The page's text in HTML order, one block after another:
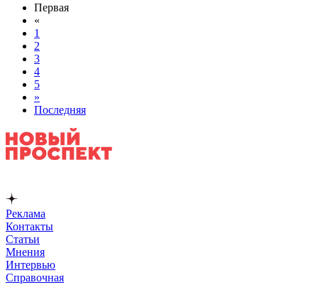
Первая
«
1
2
3
4
5
»
Последняя
Реклама
Контакты
Статьи
Мнения
Интервью
Справочная